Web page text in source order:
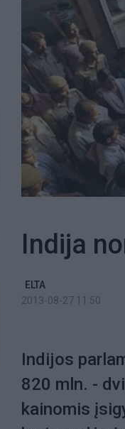
Indija
ELTA
2013-08-27 11:50
Indijos
820 mln. -
kainomis